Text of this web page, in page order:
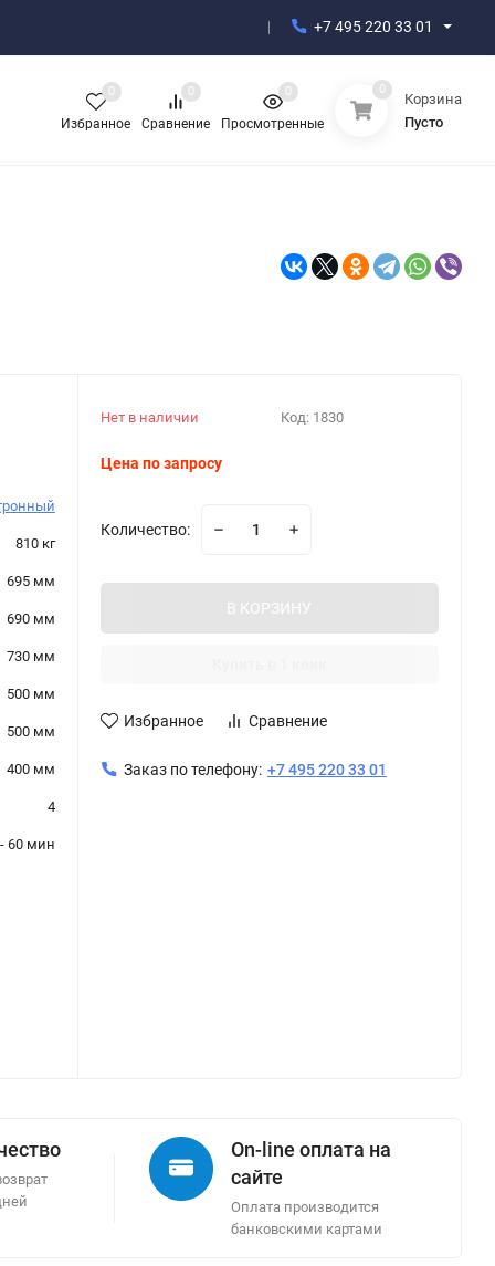
+7 495 220 33 01
Избранное
0
Сравнение
0
Просмотренные
0 0
Корзина
Пусто
810 кг
695 мм
690 мм
730 мм
500 мм
500 мм
400 мм
4
60 мин
Нет в наличии Код: 1830
Цена по запросу
Количество:
В КОРЗИНУ
Избранное Сравнение
Заказ по телефону: +7 495 220 33 01
On-line оплата на
сайте
Оплата производится
банковскими картами